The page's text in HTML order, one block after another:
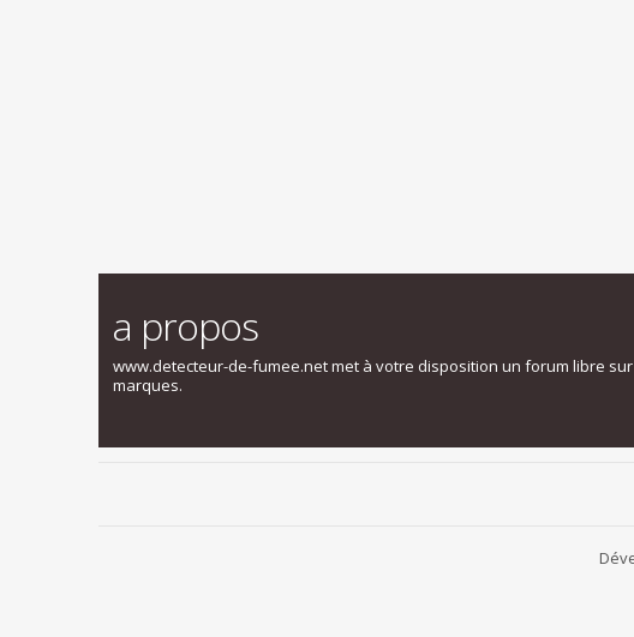
a propos
www.detecteur-de-fumee.net met à votre disposition un forum libre
marques.